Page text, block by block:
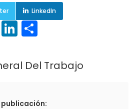
LinkedIn
TwitterLinkedIn
Del Trabajo
publicación: